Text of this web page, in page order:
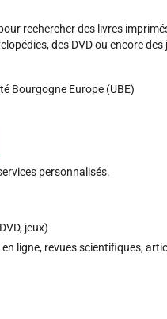
rechercher des livres
des DVD ou encore des
Bourgogne Europe (UBE)
personnalisés.
jeux)
ligne, revues scientifiques,